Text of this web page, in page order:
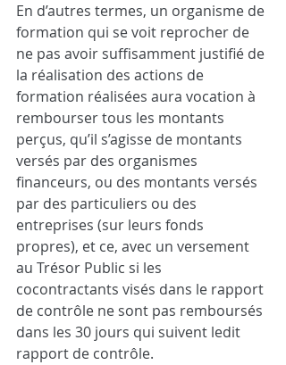
En d’autres termes, un organisme de
formation qui se voit reprocher de
ne pas avoir suffisamment justifié de
la réalisation des actions de
formation réalisées aura vocation à
rembourser tous les montants
perçus, qu’il s’agisse de montants
versés par des organismes
financeurs, ou des montants versés
par des particuliers ou des
entreprises (sur leurs fonds
propres), et ce, avec un versement
au Trésor Public si les
cocontractants visés dans le rapport
de contrôle ne sont pas remboursés
dans les 30 jours qui suivent ledit
rapport de contrôle.